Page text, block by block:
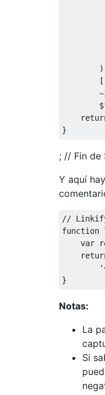
}
; // Fin de
Y aquí
// Linkify
function
var
}
Notas:
La
Si